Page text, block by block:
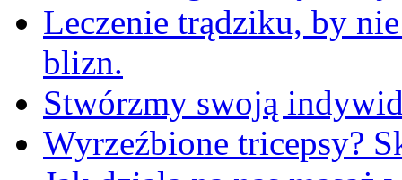
Leczenie trądziku, by
blizn.
Stwórzmy swoją
Wyrzeźbione tricepsy?